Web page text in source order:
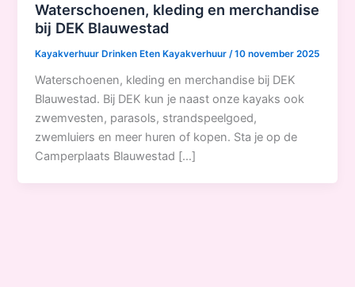
Waterschoenen, kleding en merchandise
bij DEK Blauwestad
Kayakverhuur Drinken Eten Kayakverhuur/10 november 2025
Waterschoenen, kleding en merchandise bij DEK
Blauwestad. Bij DEK kun je naast onze kayaks ook
zwemvesten, parasols, strandspeelgoed,
zwemluiers en meer huren of kopen. Sta je op de
Camperplaats Blauwestad […]